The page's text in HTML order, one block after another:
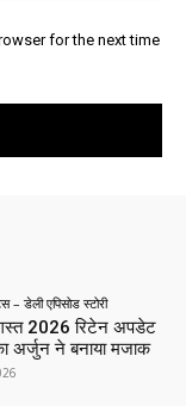
for the next time
– डेली एपिसोड स्टोरी
2026 रिटेन अपडेट
अर्जुन ने बनाया मजाक